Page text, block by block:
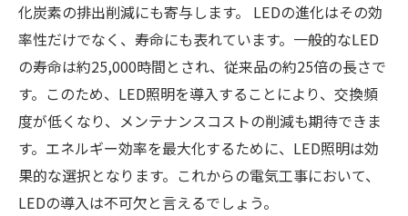
化炭素の排出削減にも寄与します。 LEDの進化はその効
率性だけでなく、寿命にも表れています。一般的なLED
の寿命は約25,000時間とされ、従来品の約25倍の長さで
す。このため、LED照明を導入することにより、交換頻
度が低くなり、メンテナンスコストの削減も期待できま
す。エネルギー効率を最大化するために、LED照明は効
果的な選択となります。これからの電気工事において、
LEDの導入は不可欠と言えるでしょう。